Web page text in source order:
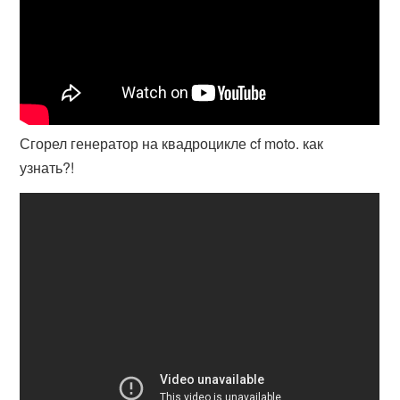
Сгорел генератор на квадроцикле cf moto. как
узнать?!